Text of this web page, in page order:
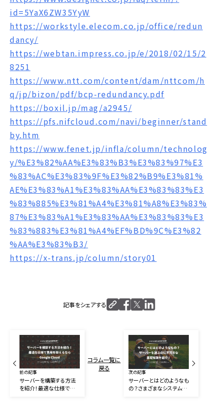
id=5YaX6ZW35YyW
https://workstyle.elecom.co.jp/office/redun
dancy/
https://webtan.impress.co.jp/e/2018/02/15/2
8251
https://www.ntt.com/content/dam/nttcom/h
q/jp/bizon/pdf/bcp-redundancy.pdf
https://boxil.jp/mag/a2945/
https://pfs.nifcloud.com/navi/beginner/stand
by.htm
https://www.fenet.jp/infla/column/technolog
y/%E3%82%AA%E3%83%B3%E3%83%97%E3
%83%AC%E3%83%9F%E3%82%B9%E3%81%
AE%E3%83%A1%E3%83%AA%E3%83%83%E3
%83%885%E3%81%A4%E3%81%A8%E3%83%
87%E3%83%A1%E3%83%AA%E3%83%83%E3
%83%883%E3%81%A4%EF%BD%9C%E3%82
%AA%E3%83%B3/
https://x-trans.jp/column/story01
記事をシェアする
前の記事
サーバーを構築する方法
を紹介！最適な仕様で費
コラム一覧に
戻る
次の記事
サーバーとはどのようなも
の？さまざまなシステムを